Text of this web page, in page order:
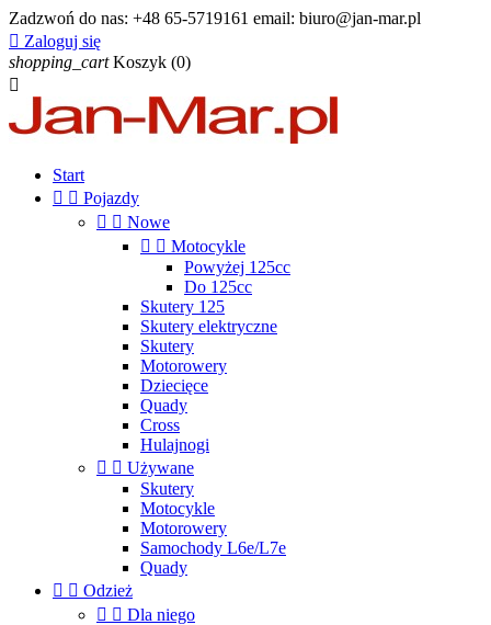
Zadzwoń do nas: +48 65-5719161 email: biuro@jan-mar.pl
 Zaloguj się
shopping_cart Koszyk (0)

Start
  Pojazdy
  Nowe
  Motocykle
Powyżej 125cc
Do 125cc
Skutery 125
Skutery elektryczne
Skutery
Motorowery
Dziecięce
Quady
Cross
Hulajnogi
  Używane
Skutery
Motocykle
Motorowery
Samochody L6e/L7e
Quady
  Odzież
  Dla niego